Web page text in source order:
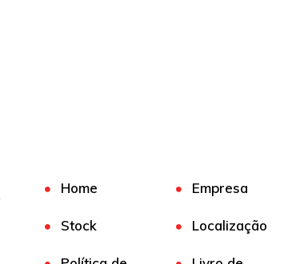
Home Empresa
Stock Localização